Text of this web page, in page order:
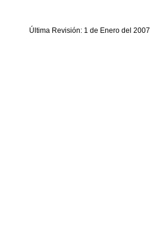
Última Revisión: 1 de Enero del 2007